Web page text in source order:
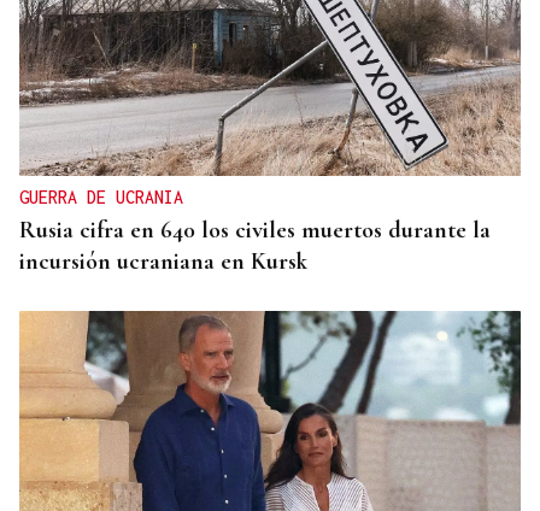
GUERRA DE UCRANIA
Rusia cifra en 640 los civiles muertos durante la
incursión ucraniana en Kursk